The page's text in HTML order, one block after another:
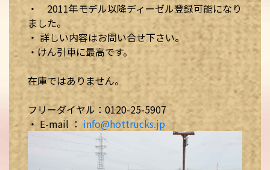
・ 2011年モデル以降ディーゼル登録可能になり
ました。
・ 詳しい内容はお問い合せ下さい。
・けん引車に最高です。
在庫ではありません。
フリーダイヤル：0120-25-5907
・ E-mail ： info@hottrucks.jp